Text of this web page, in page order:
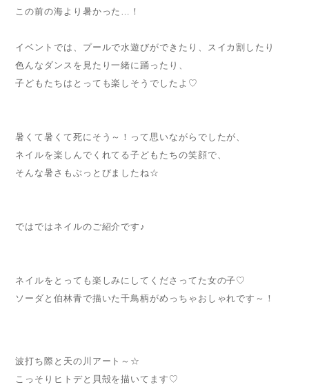
この前の海より暑かった…！
イベントでは、プールで水遊びができたり、スイカ割したり
色んなダンスを見たり一緒に踊ったり、
子どもたちはとっても楽しそうでしたよ♡
暑くて暑くて死にそう～！って思いながらでしたが、
ネイルを楽しんでくれてる子どもたちの笑顔で、
そんな暑さもぶっとびましたね☆
ではではネイルのご紹介です♪
ネイルをとっても楽しみにしてくださってた女の子♡
ソーダと伯林青で描いた千鳥柄がめっちゃおしゃれです～！
波打ち際と天の川アート～☆
こっそりヒトデと貝殻を描いてます♡